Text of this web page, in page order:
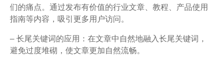
们的痛点。通过发布有价值的行业文章、教程、产品使用
指南等内容，吸引更多用户访问。
– 长尾关键词的应用：在文章中自然地融入长尾关键词，
避免过度堆砌，使文章更加自然流畅。